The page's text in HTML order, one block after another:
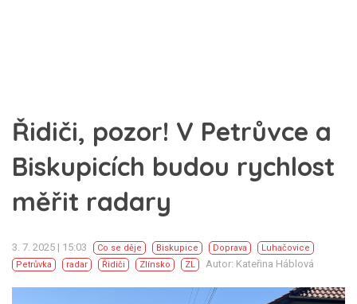
Řidiči, pozor! V Petrůvce a
Biskupicích budou rychlost
měřit radary
3. 7. 2025 | 15:03 Co se děje Biskupice Doprava
Luhačovice
Petrůvka
radar Řidiči Zlínsko ZL Autor: Kateřina Háblová